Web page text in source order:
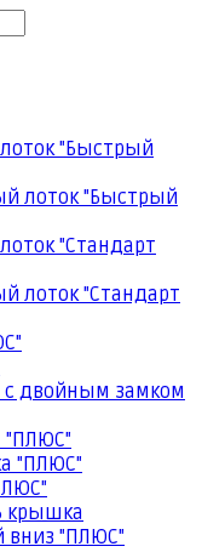
"Быстрый
лоток "Быстрый
"Стандарт
лоток "Стандарт
двойным замком
"ПЛЮС"
"ПЛЮС"
крышка
вниз "ПЛЮС"